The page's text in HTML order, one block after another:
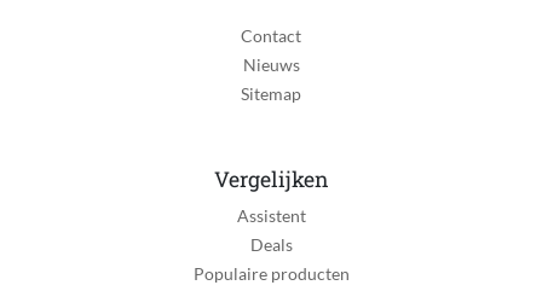
Contact
Nieuws
Sitemap
Vergelijken
Assistent
Deals
Populaire producten